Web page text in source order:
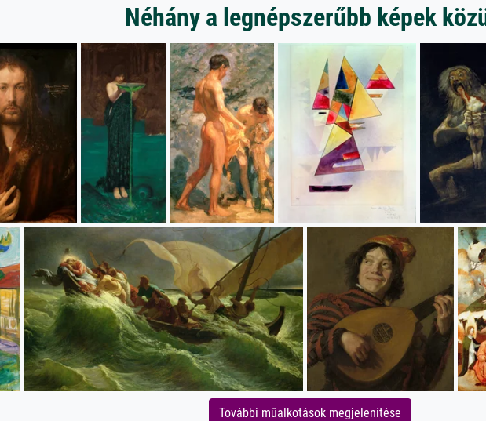
Néhány a legnépszerűbb képek
További műalkotások megjelenítése